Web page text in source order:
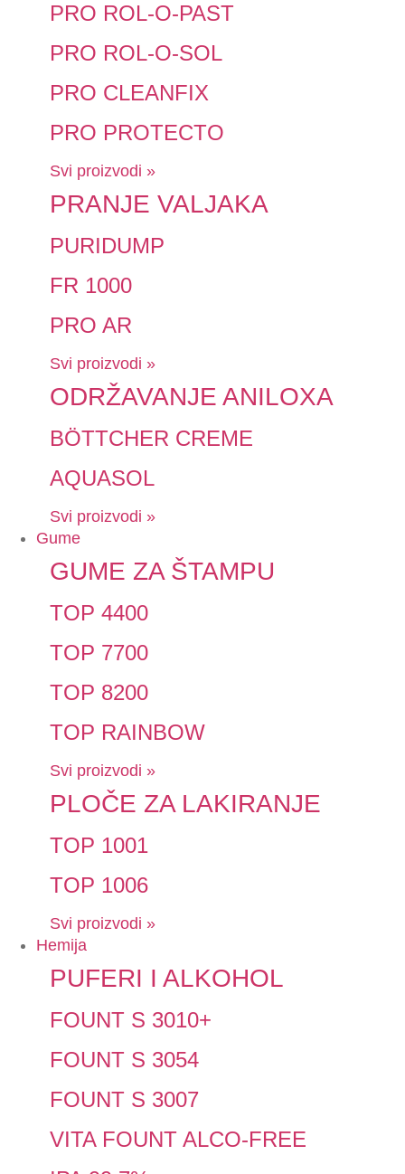
PRO ROL-O-PAST
PRO ROL-O-SOL
PRO CLEANFIX
PRO PROTECTO
Svi proizvodi »
PRANJE VALJAKA
PURIDUMP
FR 1000
PRO AR
Svi proizvodi »
ODRŽAVANJE ANILOXA
BÖTTCHER CREME
AQUASOL
Svi proizvodi »
Gume
GUME ZA ŠTAMPU
TOP 4400
TOP 7700
TOP 8200
TOP RAINBOW
Svi proizvodi »
PLOČE ZA LAKIRANJE
TOP 1001
TOP 1006
Svi proizvodi »
Hemija
PUFERI I ALKOHOL
FOUNT S 3010+
FOUNT S 3054
FOUNT S 3007
VITA FOUNT ALCO-FREE